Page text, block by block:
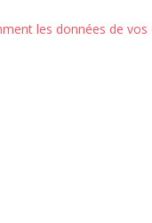
les données de